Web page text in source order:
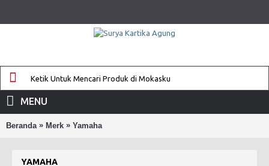
MENU
Beranda » Merk » Yamaha
YAMAHA